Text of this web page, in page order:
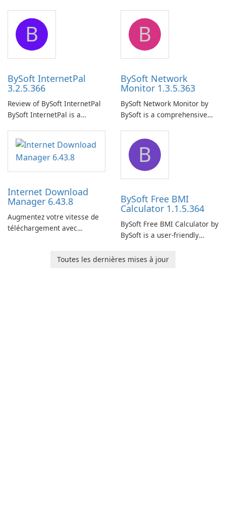
application designed to
ensure the continuous and
uninterrupted operation of
your computer system.
application that allows users
to easily browse and manage
shared folders on their
network.
B
BySoft InternetPal
3.2.5.366
Review of BySoft InternetPal
BySoft InternetPal is a
application designed to
monitor your internet
connection and provide real-
time insights into its
B
BySoft Network
Monitor 1.3.5.363
BySoft Network Monitor by
BySoft is a comprehensive
designed to help businesses
effectively manage their
network infrastructure.
Internet Download
Manager 6.43.8
Augmentez votre vitesse de
téléchargement avec
B
BySoft Free BMI
Calculator 1.1.5.364
BySoft Free BMI Calculator by
BySoft is a user-friendly
designed to help you
Toutes les dernières mises à jour